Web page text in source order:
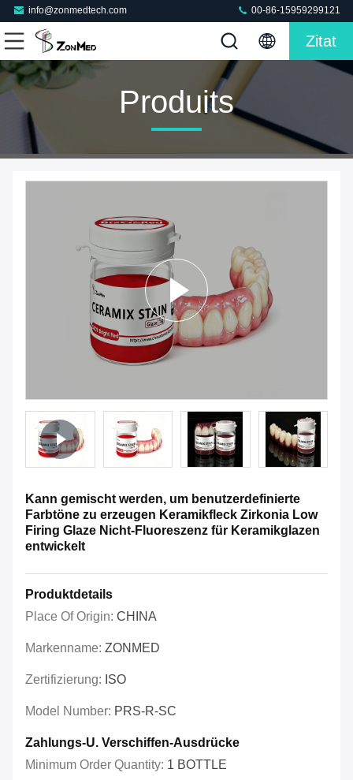
info@zonmedtech.com 00-86-15959299121
Zitat
Produits
Kann gemischt werden, um benutzerdefinierte
Farbtöne zu erzeugen Keramikfleck Zirkonia Low
Firing Glaze Nicht-Fluoreszenz für Keramikglazen
entwickelt
Produktdetails
Place Of Origin: CHINA
Markenname: ZONMED
Zertifizierung: ISO
Model Number: PRS-R-SC
Zahlungs-U. Verschiffen-Ausdrücke
Minimum Order Quantity: 1 BOTTLE